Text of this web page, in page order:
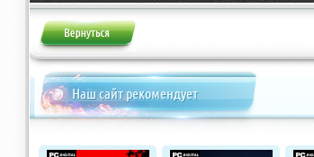
Жалоба
Наш сайт рекомендует